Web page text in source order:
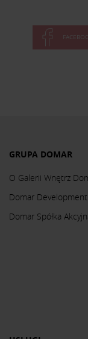
GRUPA DOMAR
O Galerii Wnętrz
Domar Development
Domar Spółka